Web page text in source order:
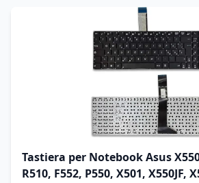
Tastiera per Notebook Asus
R510, F552, P550, X501, X550JF,